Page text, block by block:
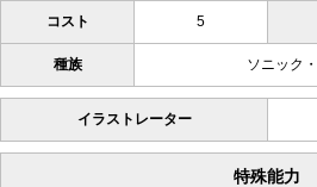
コスト 5
種族 ソニック
イラストレーター
特殊能力